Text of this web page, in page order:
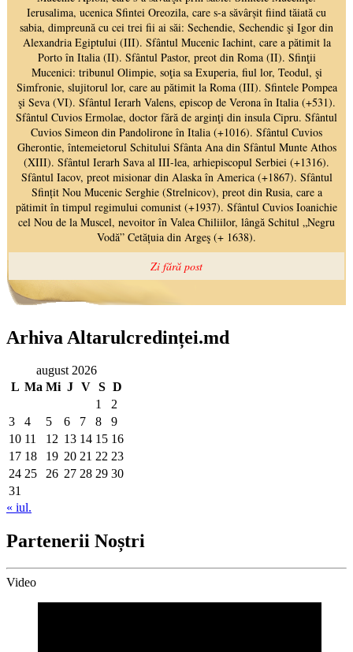
Arhiva Altarulcredinței.md
august 2026
L Ma Mi J V S D
1
2
3
4 5 6 7 8
9
10 11 12 13 14 15 16
17 18 19 20 21 22 23
24 25 26 27 28 29 30
31
« iul.
Partenerii Noștri
Video